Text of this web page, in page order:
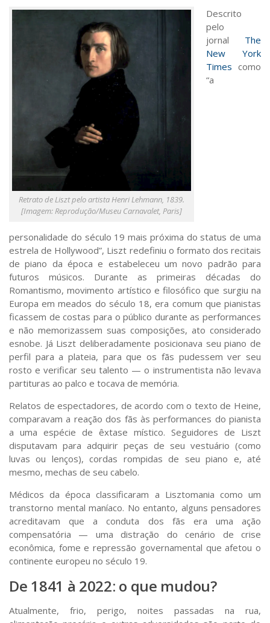
Retrato de Liszt pelo artista Henri Lehmann, 1839.
[Imagem: Reprodução/Museu Carnavalet, Paris]
Descrito
pelo
jornal The
New York
Times como
“a
personalidade do século 19 mais próxima do status de uma
estrela de Hollywood”, Liszt redefiniu o formato dos recitais
de piano da época e estabeleceu um novo padrão para
futuros músicos. Durante as primeiras décadas do
Romantismo, movimento artístico e filosófico que surgiu na
Europa em meados do século 18, era comum que pianistas
ficassem de costas para o público durante as performances
e não memorizassem suas composições, ato considerado
esnobe. Já Liszt deliberadamente posicionava seu piano de
perfil para a plateia, para que os fãs pudessem ver seu
rosto e verificar seu talento — o instrumentista não levava
partituras ao palco e tocava de memória.
Relatos de espectadores, de acordo com o texto de Heine,
comparavam a reação dos fãs às performances do pianista
a uma espécie de êxtase místico. Seguidores de Liszt
disputavam para adquirir peças de seu vestuário (como
luvas ou lenços), cordas rompidas de seu piano e, até
mesmo, mechas de seu cabelo.
Médicos da época classificaram a Lisztomania como um
transtorno mental maníaco. No entanto, alguns pensadores
acreditavam que a conduta dos fãs era uma ação
compensatória — uma distração do cenário de crise
econômica, fome e repressão governamental que afetou o
continente europeu no século 19.
De 1841 à 2022: o que mudou?
Atualmente, frio, perigo, noites passadas na rua,